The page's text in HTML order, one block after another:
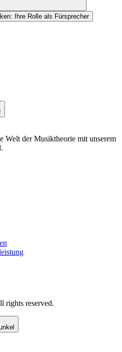
Ihre Rolle als Fürsprecher
Welt der Musiktheorie mit unserem
rights reserved.